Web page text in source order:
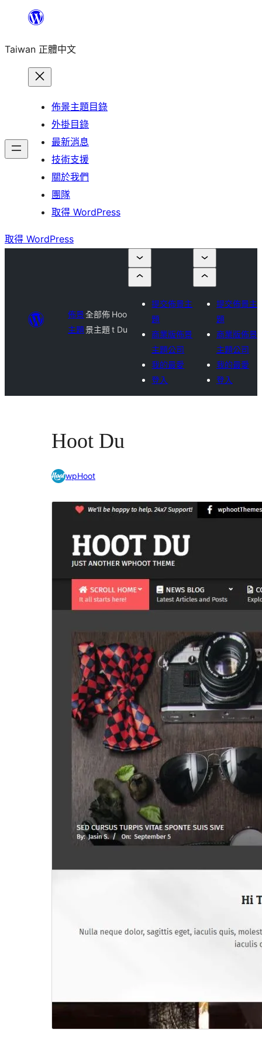
主
Taiwan 正體中文
佈景主題目錄
外掛目錄
最新消息
技術支援
關於我們
團隊
取得 WordPress
取得 WordPress
佈景
主題
全部佈
景主題
Hoo
t Du
提交佈景主
題
商業版佈景
主題公司
我的最愛
登入
提交佈景主
題
商業版佈景
主題公司
我的最愛
登入
Hoot Du
wpHoot